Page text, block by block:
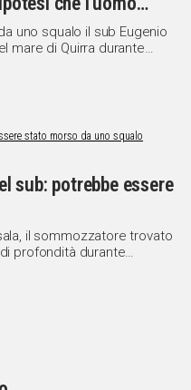
uno squalo
uno squalo il sub Eugenio
mare di Quirra durante
ha comunque
in modo da fare
sub: potrebbe essere
il sommozzatore trovato
profondità durante
militare di Quirra.